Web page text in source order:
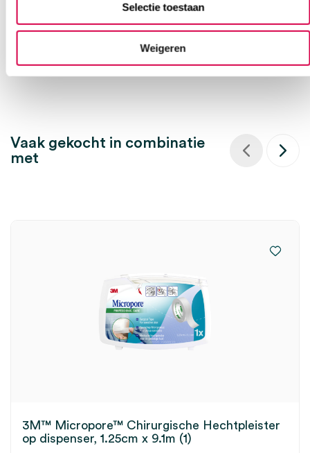
Selectie toestaan
Weigeren
Direct leverbaar 4.46
Vaak gekocht in combinatie
met
3M™ Micropore™ Chirurgische Hechtpleister
op dispenser, 1.25cm x 9.1m (1)